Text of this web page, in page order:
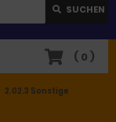
SUCHEN
( 0 )
2.02.3 Sonstige